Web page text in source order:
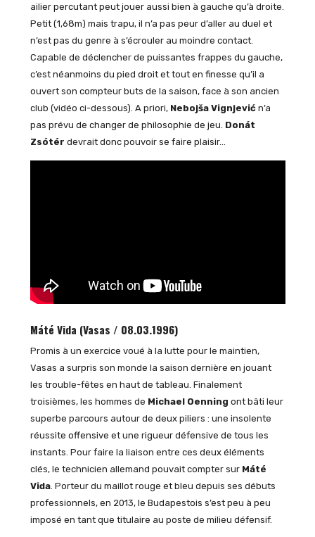
ailier percutant peut jouer aussi bien à gauche qu’à droite.
Petit (1,68m) mais trapu, il n’a pas peur d’aller au duel et
n’est pas du genre à s’écrouler au moindre contact.
Capable de déclencher de puissantes frappes du gauche,
c’est néanmoins du pied droit et tout en finesse qu’il a
ouvert son compteur buts de la saison, face à son ancien
club (vidéo ci-dessous). A priori, Nebojša Vignjevićn’a
pas prévu de changer de philosophie de jeu. Donát
Zsótér devrait donc pouvoir se faire plaisir…
Máté Vida (Vasas / 08.03.1996)
Promis à un exercice voué à la lutte pour le maintien,
Vasas a surpris son monde la saison dernière en jouant
les trouble-fêtes en haut de tableau. Finalement
troisièmes, les hommes de Michael Oenning ont bâti leur
superbe parcours autour de deux piliers : une insolente
réussite offensive et une rigueur défensive de tous les
instants. Pour faire la liaison entre ces deux éléments
clés, le technicien allemand pouvait compter sur Máté
Vida. Porteur du maillot rouge et bleu depuis ses débuts
professionnels, en 2013, le Budapestois s’est peu à peu
imposé en tant que titulaire au poste de milieu défensif.